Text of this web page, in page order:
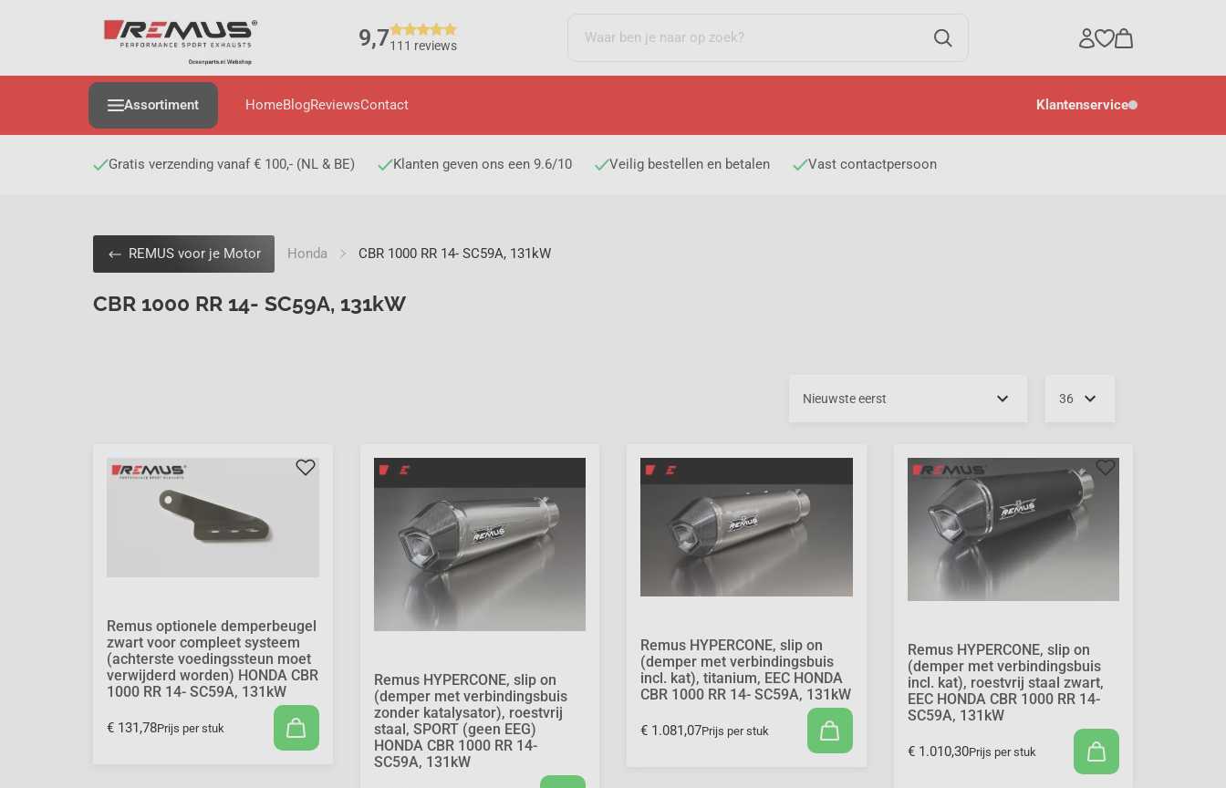
9,7111 reviews
Assortiment HomeBlogReviewsContact Klantenservice
Gratis verzending vanaf € 100,- (NL & BE) Klanten geven ons een 9.6/10 Veilig bestellen en betalen Vast contactpersoon
REMUS voor je Motor Honda CBR 1000 RR 14- SC59A, 131kW
CBR 1000 RR 14- SC59A, 131kW
Remus optionele demperbeugel
zwart voor compleet systeem
(achterste voedingssteun moet
verwijderd worden) HONDA CBR
1000 RR 14- SC59A, 131kW
€ 131,78Prijs per stuk
Remus HYPERCONE, slip on
(demper met verbindingsbuis
zonder katalysator), roestvrij
staal, SPORT (geen EEG)
HONDA CBR 1000 RR 14-
SC59A, 131kW
Remus HYPERCONE, slip on
(demper met verbindingsbuis
incl. kat), titanium, EEC HONDA
CBR 1000 RR 14- SC59A, 131kW
€ 1.081,07Prijs per stuk
Remus HYPERCONE, slip on
(demper met verbindingsbuis
incl. kat), roestvrij staal zwart,
EEC HONDA CBR 1000 RR 14-
SC59A, 131kW
€ 1.010,30Prijs per stuk